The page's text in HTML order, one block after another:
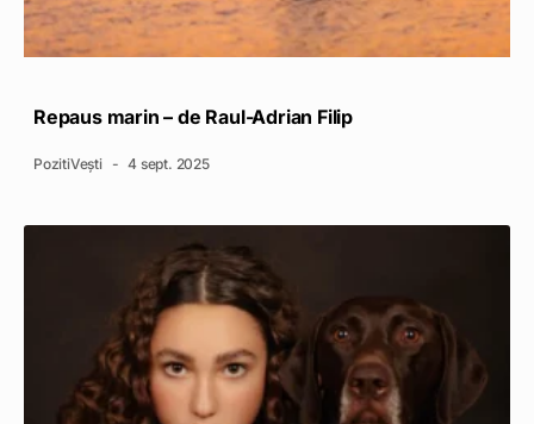
Repaus marin – de Raul-Adrian Filip
PozitiVești 4 sept. 2025